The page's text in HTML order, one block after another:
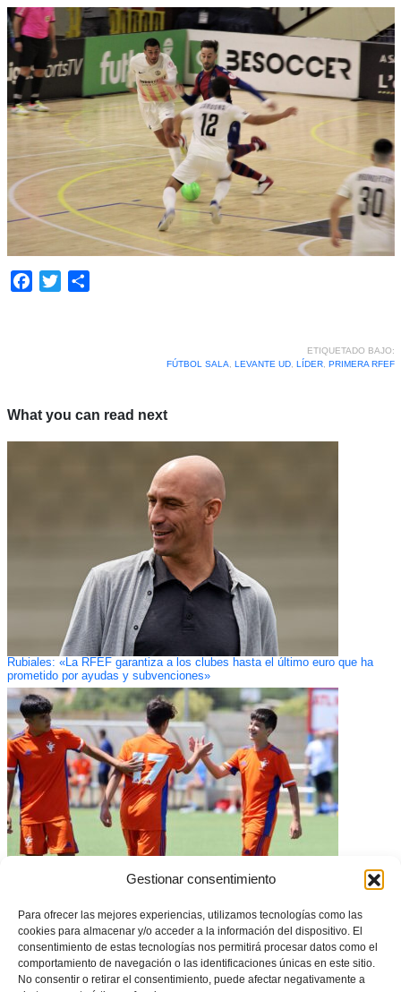
Gestionar consentimiento
Para ofrecer las mejores experiencias, utilizamos tecnologías como las
cookies para almacenar y/o acceder a la información del dispositivo. El
consentimiento de estas tecnologías nos permitirá procesar datos como el
comportamiento de navegación o las identificaciones únicas en este sitio.
No consentir o retirar el consentimiento, puede afectar negativamente a
Facebook
Twitter
ETIQUETADO BAJO:
FÚTBOL SALA
LEVANTE UD, LÍDER, PRIMERA RFEF
What you can read next
Rubiales: «La RFEF garantiza a los clubes hasta el último euro que ha
prometido por ayudas y subvenciones»
Valencia se impone en el Triangular provincial de la Selecció Valenciana
masculina sub14 de fútbol